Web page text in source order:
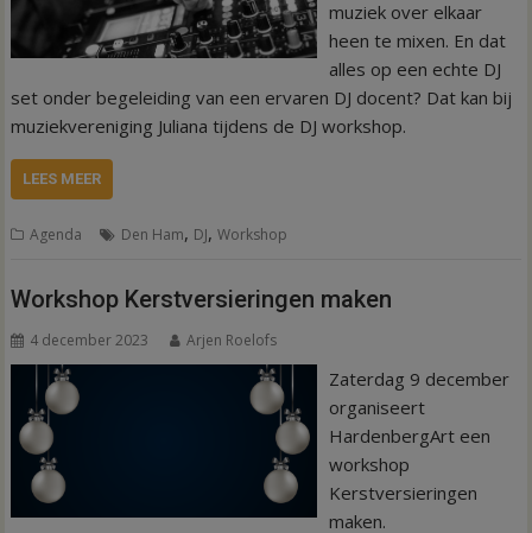
muziek over elkaar
heen te mixen. En dat
alles op een echte DJ
set onder begeleiding van een ervaren DJ docent? Dat kan bij
muziekvereniging Juliana tijdens de DJ workshop.
LEES MEER
Agenda Den Ham, DJ,Workshop
Workshop Kerstversieringen maken
4 december 2023 Arjen Roelofs
Zaterdag 9 december
organiseert
HardenbergArt een
workshop
Kerstversieringen
maken.